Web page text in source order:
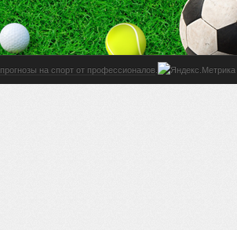
прогнозы на спорт от профессионалов